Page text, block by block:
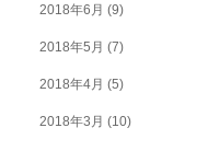
2018年6月 (9)
2018年5月 (7)
2018年4月 (5)
2018年3月 (10)